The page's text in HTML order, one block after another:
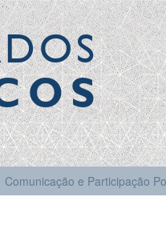
Comunicação e Participação